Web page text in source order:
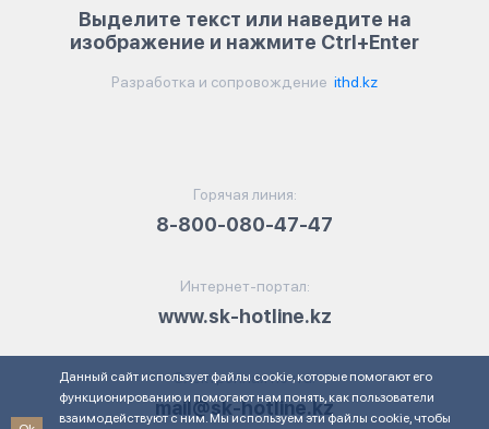
Выделите текст или наведите на
изображение и нажмите Ctrl+Enter
Разработка и сопровождение ithd.kz
Горячая линия:
8-800-080-47-47
Интернет-портал:
www.sk-hotline.kz
Электронная почта:
mail@sk-hotline.kz
Данный сайт использует файлы cookie, которые помогают его
функционированию и помогают нам понять, как пользователи
взаимодействуют с ним. Мы используем эти файлы cookie, чтобы